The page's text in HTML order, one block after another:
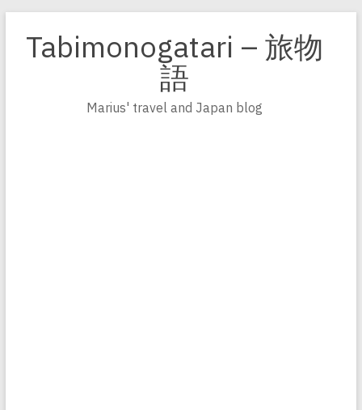
Inhalt
springen
Tabimonogatari – 旅物
語
Marius' travel and Japan blog